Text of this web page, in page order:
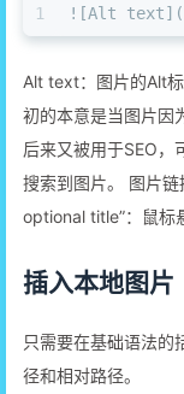
1 ![Alt text](
Alt text：图片的Alt
初的本意是当图片因
后来又被用于SEO
搜索到图片。 图片
optional title”：鼠标
插入本地图片
只需要在基础语法的
径和相对路径。